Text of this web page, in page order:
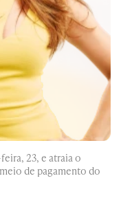
23, e atraia o
de pagamento do